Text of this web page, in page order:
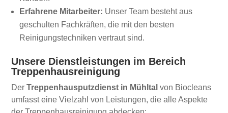
Erfahrene Mitarbeiter: Unser Team besteht aus
geschulten Fachkräften, die mit den besten
Reinigungstechniken vertraut sind.
Unsere Dienstleistungen im Bereich
Treppenhausreinigung
DerTreppenhausputzdienst in Mühltal von Biocleans
umfasst eine Vielzahl von Leistungen, die alle Aspekte